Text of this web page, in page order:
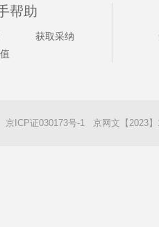
帮助
获取采纳
京ICP证030173号-1 京网文【